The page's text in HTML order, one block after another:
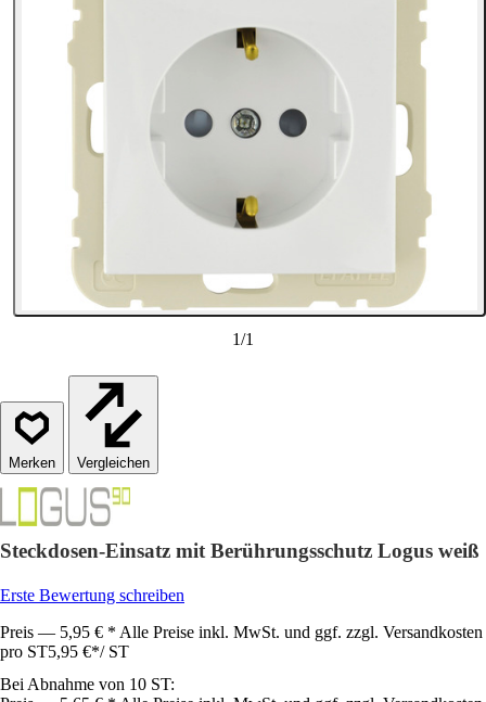
1/1
Vergleichen
Steckdosen-Einsatz mit Berührungsschutz Logus weiß
Erste Bewertung schreiben
Preis — 5,95 € * Alle Preise inkl. MwSt. und ggf. zzgl. Versandkosten
pro ST5,95 €*/ ST
Bei Abnahme von 10 ST: